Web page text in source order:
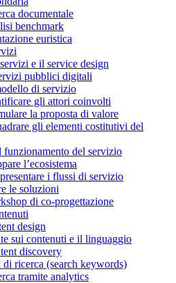
documentale
benchmark
euristica
e il service design
pubblici digitali
di servizio
gli attori coinvolti
la proposta di valore
gli elementi costitutivi del
funzionamento del servizio
l’ecosistema
i flussi di servizio
le soluzioni
di co-progettazione
design
sui contenuti e il linguaggio
discovery
ricerca (search keywords)
tramite analytics